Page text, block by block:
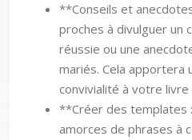
**Conseils et
proches à divulguer un
réussie ou une
mariés. Cela apportera
convivialité à votre livre
**Créer des templates
amorces de phrases à